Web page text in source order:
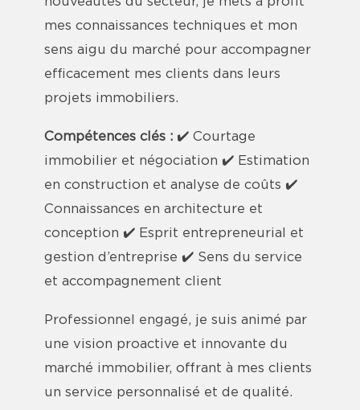
mes connaissances techniques et mon
sens aigu du marché pour accompagner
efficacement mes clients dans leurs
projets immobiliers.
Compétences clés : ✔️ Courtage
immobilier et négociation ✔️ Estimation
en construction et analyse de coûts ✔️
Connaissances en architecture et
conception ✔️ Esprit entrepreneurial et
gestion d’entreprise ✔️ Sens du service
et accompagnement client
Professionnel engagé, je suis animé par
une vision proactive et innovante du
marché immobilier, offrant à mes clients
un service personnalisé et de qualité.